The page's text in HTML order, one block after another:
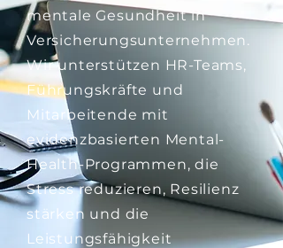
mentale Gesundheit in
Versicherungsunternehmen.
Wir unterstützen HR-Teams,
Führungskräfte und
Mitarbeitende mit
evidenzbasierten Mental-
Health-Programmen, die
Stress reduzieren, Resilienz
stärken und die
Leistungsfähigkeit